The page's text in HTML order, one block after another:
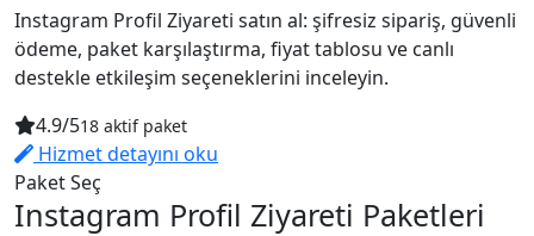
Instagram Profil Ziyareti satın al: şifresiz sipariş, güvenli
ödeme, paket karşılaştırma, fiyat tablosu ve canlı
destekle etkileşim seçeneklerini inceleyin.
4.9/518 aktif paket
Hizmet detayını oku
Paket Seç
Instagram Profil Ziyareti Paketleri